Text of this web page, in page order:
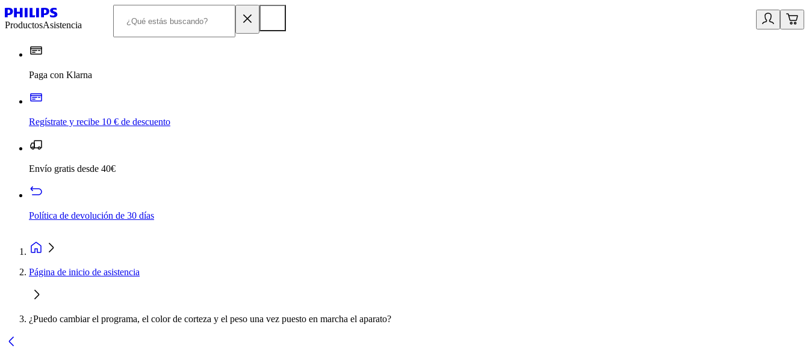
ProductosAsistencia
Paga con Klarna
Regístrate y recibe 10 € de descuento
Envío gratis desde 40€
Política de devolución de 30 días
Página de inicio de asistencia
¿Puedo cambiar el programa, el color de corteza y el peso una vez puesto en marcha el aparato?